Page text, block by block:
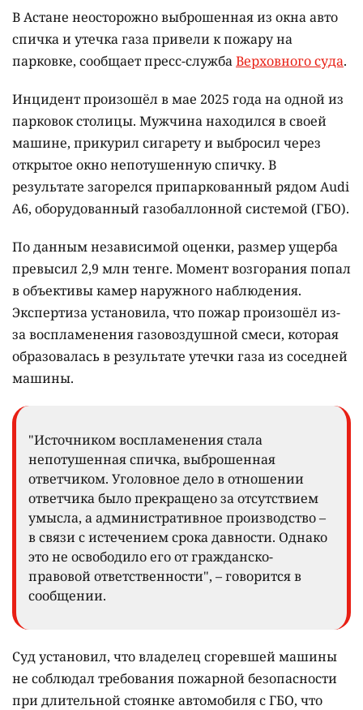
В Астане неосторожно выброшенная из окна авто
спичка и утечка газа привели к пожару на
парковке, сообщает пресс-службаВерховного суда.
Инцидент произошёл в мае 2025 года на одной из
парковок столицы. Мужчина находился в своей
машине, прикурил сигарету и выбросил через
открытое окно непотушенную спичку. В
результате загорелся припаркованный рядом Audi
A6, оборудованный газобаллонной системой (ГБО).
По данным независимой оценки, размер ущерба
превысил 2,9 млн тенге. Момент возгорания попал
в объективы камер наружного наблюдения.
Экспертиза установила, что пожар произошёл из-
за воспламенения газовоздушной смеси, которая
образовалась в результате утечки газа из соседней
машины.
"Источником воспламенения стала
непотушенная спичка, выброшенная
ответчиком. Уголовное дело в отношении
ответчика было прекращено за отсутствием
умысла, а административное производство –
в связи с истечением срока давности. Однако
это не освободило его от гражданско-
правовой ответственности", – говорится в
сообщении.
Суд установил, что владелец сгоревшей машины
не соблюдал требования пожарной безопасности
при длительной стоянке автомобиля с ГБО, что